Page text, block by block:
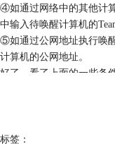
④如通过网络中的其他计
中输入待唤醒计算机的
⑤如通过公网地址执行唤
计算机的公网地址。
好了，看了上面的一些条
最后插一下，如果想要购
http://
标签：